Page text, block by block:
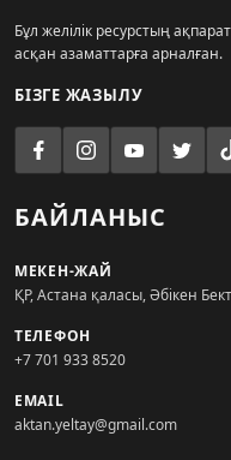
Бұл желілік ресурстың
асқан азаматтарға арналған.
БІЗГЕ ЖАЗЫЛУ
БАЙЛАНЫС
МЕКЕН-ЖАЙ
ҚР, Астана қаласы, Әбікен
ТЕЛЕФОН
+7 701 933 8520
EMAIL
aktan.yeltay@gmail.com